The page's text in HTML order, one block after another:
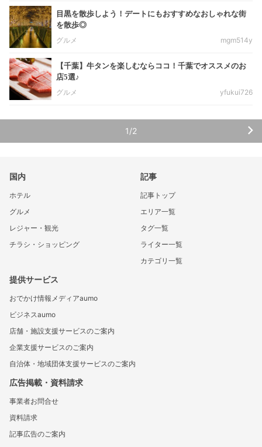
目黒を散歩しよう！デートにもおすすめなおしゃれな街
を散歩◎
グルメ
mgm514y
【千葉】牛タンを楽しむならココ！千葉でオススメのお
店5選♪
グルメ
yfukui726
1/2
国内
ホテル
グルメ
レジャー・観光
チラシ・ショッピング
記事
記事トップ
エリア一覧
タグ一覧
ライター一覧
カテゴリ一覧
提供サービス
おでかけ情報メディアaumo
ビジネスaumo
店舗・施設支援サービスのご案内
企業支援サービスのご案内
自治体・地域団体支援サービスのご案内
広告掲載・資料請求
事業者お問合せ
資料請求
記事広告のご案内